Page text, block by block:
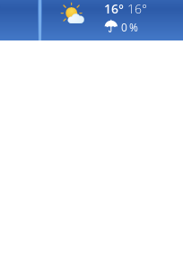
16° 16°
0 %